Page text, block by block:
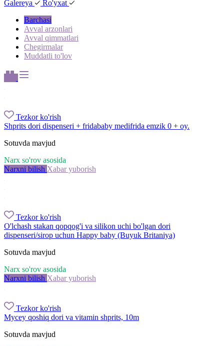
Galereya
Ro'yxat
Barchasi
Avval arzonlari
Avval qimmatlari
Chegirmalar
Muddatli to'lov
Tezkor ko'rish
Shprits dori dispenseri + fridababy medifrida emzik 0 + oy.
Sotuvda mavjud
Narx so'rov asosida
Narxni bilish Xabar yuborish
Tezkor ko'rish
O'lchash stakan qopqog'i va silikon uchi bo'lgan dori
dispenseri/sirop uchun Happy baby (Buyuk Britaniya)
Sotuvda mavjud
Narx so'rov asosida
Narxni bilish Xabar yuborish
Tezkor ko'rish
Mycey qoshiq dori va vitamin shprits, 10m
Sotuvda mavjud